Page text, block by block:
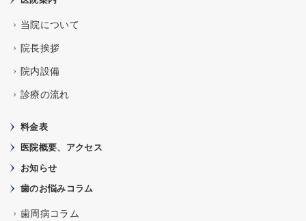
当院について
院長挨拶
院内設備
診療の流れ
料金表
医院概要、アクセス
お知らせ
歯のお悩みコラム
歯周病コラム